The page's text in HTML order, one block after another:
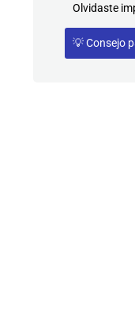
Olvidaste
💡 Consejo